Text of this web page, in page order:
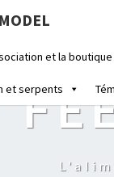
et la boutique
et serpents